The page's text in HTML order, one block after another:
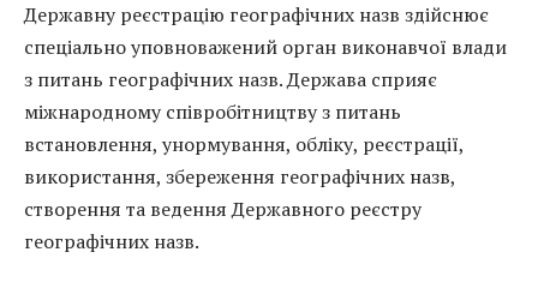
Державну реєстрацію географічних назв здійснює
спеціально уповноважений орган виконавчої влади
з питань географічних назв. Держава сприяє
міжнародному співробітництву з питань
встановлення, унормування, обліку, реєстрації,
використання, збереження географічних назв,
створення та ведення Державного реєстру
географічних назв.